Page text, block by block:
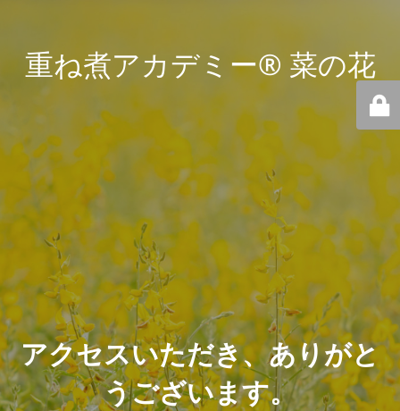
重ね煮アカデミー® 菜の花
アクセスいただき、ありがと
うございます。